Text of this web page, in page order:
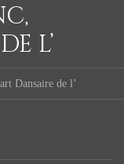
L’
Dansaire de l’